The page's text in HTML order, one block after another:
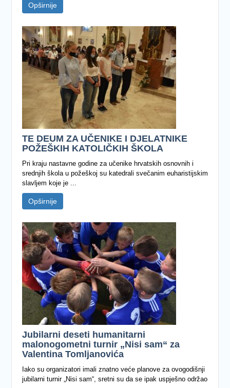
Opširnije
TE DEUM ZA UČENIKE I DJELATNIKE
POŽEŠKIH KATOLIČKIH ŠKOLA
Pri kraju nastavne godine za učenike hrvatskih osnovnih i
srednjih škola u požeškoj su katedrali svečanim euharistijskim
slavljem koje je ...
Opširnije
Jubilarni deseti humanitarni
malonogometni turnir „Nisi sam“ za
Valentina Tomljanovića
Iako su organizatori imali znatno veće planove za ovogodišnji
jubilarni turnir „Nisi sam“, sretni su da se ipak uspješno održao